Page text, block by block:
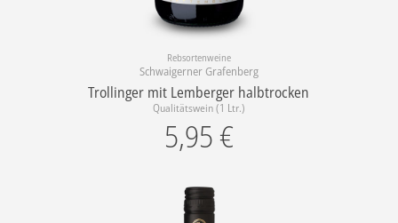
Rebsortenweine
Schwaigerner Grafenberg
Trollinger mit Lemberger halbtrocken
Qualitätswein (1 Ltr.)
5,95 €